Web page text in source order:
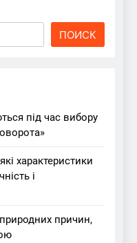
ПОИСК
під час вибору
характеристики
і
причин,